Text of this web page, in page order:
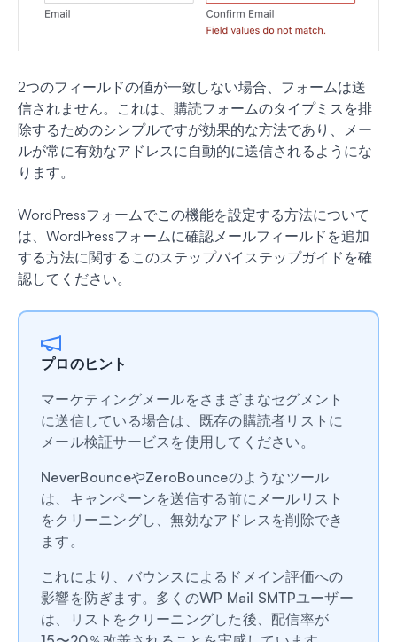
2つのフィールドの値が一致しない場合、フォームは送
信されません。これは、購読フォームのタイプミスを排
除するためのシンプルですが効果的な方法であり、メー
ルが常に有効なアドレスに自動的に送信されるようにな
ります。
WordPressフォームでこの機能を設定する方法について
は、WordPressフォームに確認メールフィールドを追加
する方法に関するこのステップバイステップガイドを確
認してください。
プロのヒント
マーケティングメールをさまざまなセグメント
に送信している場合は、既存の購読者リストに
メール検証サービスを使用してください。
NeverBounceやZeroBounceのようなツール
は、キャンペーンを送信する前にメールリスト
をクリーニングし、無効なアドレスを削除でき
ます。
これにより、バウンスによるドメイン評価への
影響を防ぎます。多くのWP Mail SMTPユーザー
は、リストをクリーニングした後、配信率が